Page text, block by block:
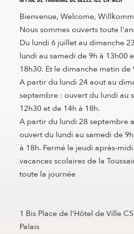
Bienvenue, Welcome,
Nous sommes ouverts toute
Du lundi 6 juillet au dimanche
lundi au samedi de 9h à 13h00
18h30. Et le dimanche matin de
A partir du lundi 24 aout au
septembre : ouvert du lundi au
12h30 et de 14h à 18h.
A partir du lundi 28 septembre
ouvert du lundi au samedi de
à 18h. Fermé le jeudi après-
vacances scolaires de la
toute la journée
1 Bis Place de l'Hôtel de Ville
Palais